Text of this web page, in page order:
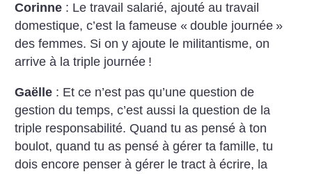
Corinne : Le travail salarié, ajouté au travail
domestique, c’est la fameuse « double journée »
des femmes. Si on y ajoute le militantisme, on
arrive à la triple journée !
Gaëlle : Et ce n’est pas qu’une question de
gestion du temps, c’est aussi la question de la
triple responsabilité. Quand tu as pensé à ton
boulot, quand tu as pensé à gérer ta famille, tu
dois encore penser à gérer le tract à écrire, la